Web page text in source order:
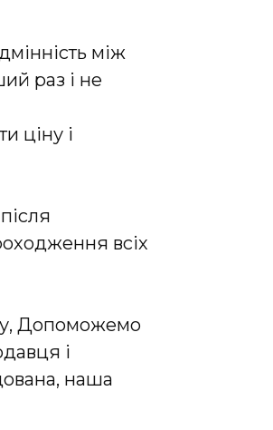
між
раз і не
ціну і
всіх
Допоможемо
і
наша